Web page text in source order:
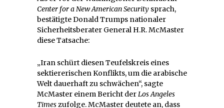
Center for a New American Security sprach,
bestätigte Donald Trumps nationaler
Sicherheitsberater General H.R. McMaster
diese Tatsache:
„Iran schürt diesen Teufelskreis eines
sektiererischen Konflikts, um die arabische
Welt dauerhaft zu schwächen“, sagte
McMaster einem Bericht derLos Angeles
Timeszufolge. McMaster deutete an, dass